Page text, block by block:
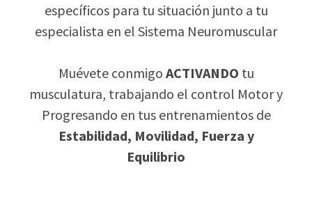
específicos para tu situación junto a tu
especialista en el Sistema Neuromuscular
Muévete conmigo ACTIVANDO tu
musculatura, trabajando el control Motor y
Progresando en tus entrenamientos de
Estabilidad, Movilidad, Fuerza y
Equilibrio